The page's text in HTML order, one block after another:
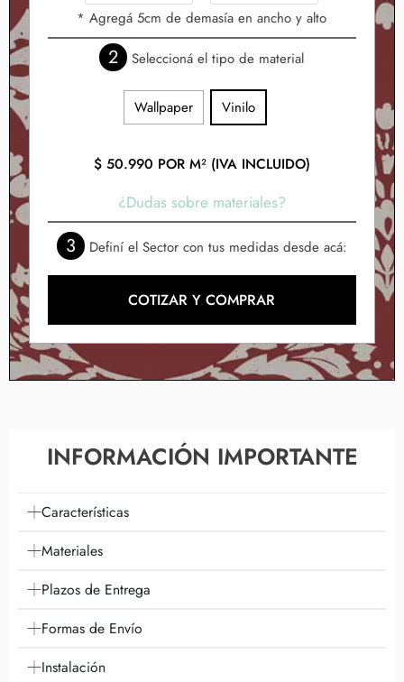
* Agregá 5cm de demasía en ancho y alto
2 Seleccioná el tipo de material
Wallpaper Vinilo
$50.990 POR M² (IVA INCLUIDO)
¿Dudas sobre materiales?
3 Definí el Sector con tus medidas desde acá:
COTIZAR Y COMPRAR
INFORMACIÓN IMPORTANTE
Características
Materiales
Plazos de Entrega
Formas de Envío
Instalación